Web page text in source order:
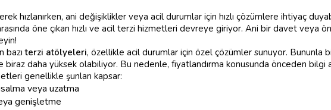
hızlanırken, ani değişiklikler veya acil durumlar için hızlı çözümlere ihtiyaç
öne çıkan hızlı ve acil terzi hizmetleri devreye giriyor. Ani bir davet veya
bazıterzi atölyeleri, özellikle acil durumlar için özel çözümler sunuyor.
biraz daha yüksek olabiliyor. Bu nedenle, fiyatlandırma konusunda önceden bilgi
genellikle şunları kapsar:
veya uzatma
genişletme